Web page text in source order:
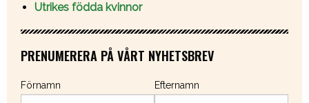
Utrikes födda kvinnor
PRENUMERERA PÅ VÅRT NYHETSBREV
Förnamn Efternamn